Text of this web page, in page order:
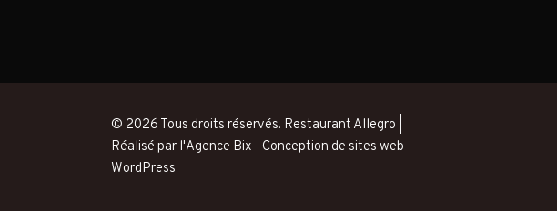
© 2026 Tous droits réservés. Restaurant Allegro |
Réalisé par l'Agence Bix - Conception de sites web
WordPress